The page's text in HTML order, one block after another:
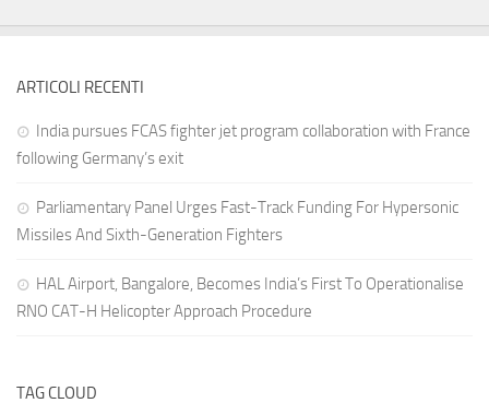
ARTICOLI RECENTI
India pursues FCAS fighter jet program collaboration with France
following Germany’s exit
Parliamentary Panel Urges Fast-Track Funding For Hypersonic
Missiles And Sixth-Generation Fighters
HAL Airport, Bangalore, Becomes India’s First To Operationalise
RNO CAT-H Helicopter Approach Procedure
TAG CLOUD